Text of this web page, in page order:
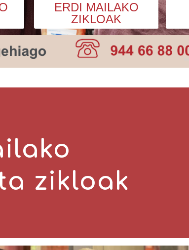
ERDI MAILAKO
ZIKLOAK
zikloak